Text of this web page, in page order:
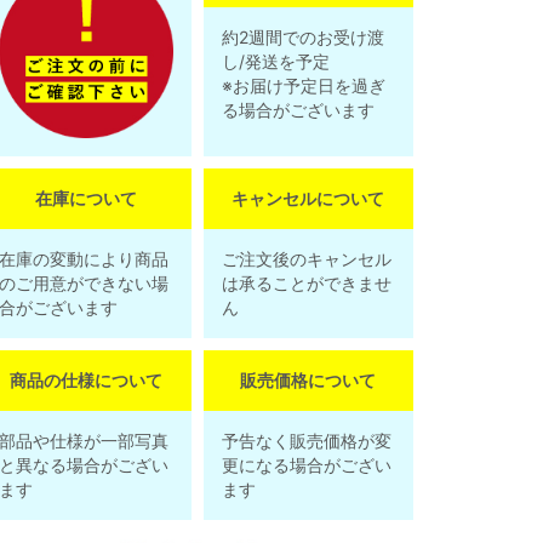
約2週間でのお受け渡
し/発送を予定
※お届け予定日を過ぎ
る場合がございます
在庫について
在庫の変動により商品
のご用意ができない場
合がございます
キャンセルについて
ご注文後のキャンセル
は承ることができませ
ん
商品の仕様について
部品や仕様が一部写真
と異なる場合がござい
ます
販売価格について
予告なく販売価格が変
更になる場合がござい
ます